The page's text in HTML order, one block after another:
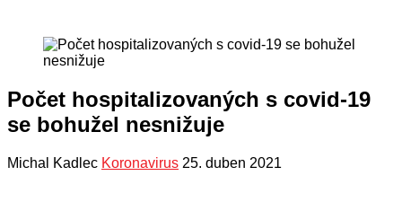
Počet hospitalizovaných s covid-19
se bohužel nesnižuje
Michal Kadlec Koronavirus 25. duben 2021